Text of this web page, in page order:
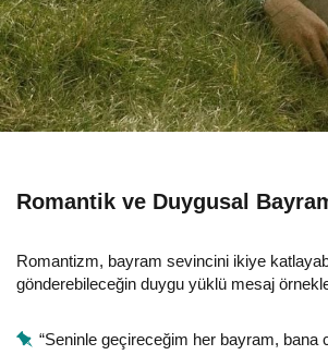
Romantik ve Duygusal
Romantizm, bayram sevincini ikiye
gönderebileceğin duygu yüklü mesaj
“Seninle geçireceğim her bayram, bana